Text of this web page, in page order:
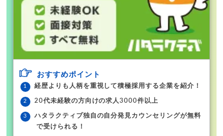
おすすめポイント
経歴よりも人柄を重視して積極採用する企業を紹介！
20代未経験の方向けの求人3000件以上
ハタラクティブ独自の自分発見カウンセリングが無料
で受けられる！